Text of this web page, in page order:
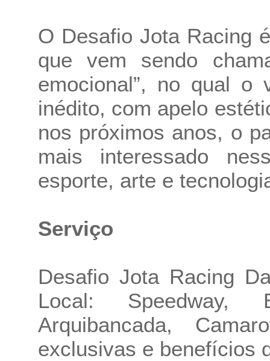
O Desafio Jota Racing
que vem sendo
emocional”, no qual o
inédito, com apelo
nos próximos anos, o
mais interessado
esporte, arte e
Serviço
Desafio Jota Racing
Local: Speedway,
Arquibancada,
exclusivas e benefícios